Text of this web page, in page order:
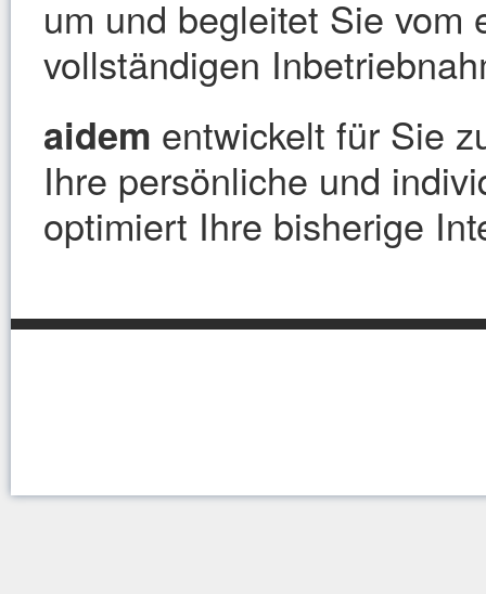
um und begleitet Sie vom
vollständigen
aidem entwickelt für Sie
Ihre persönliche und
optimiert Ihre bisherige